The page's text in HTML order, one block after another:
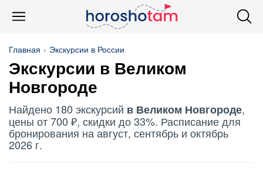
Главная Экскурсии в России
Экскурсии в Великом
Новгороде
Найдено 180 экскурсий в Великом Новгороде,
цены от 700 ₽, скидки до 33%. Расписание для
бронирования на август, сентябрь и октябрь
2026 г.